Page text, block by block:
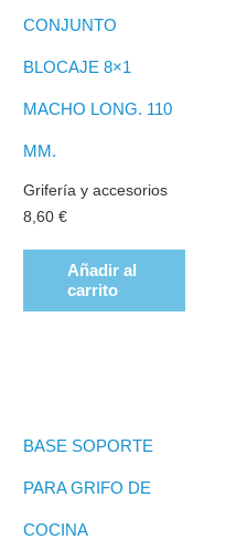
CONJUNTO
BLOCAJE 8×1
MACHO LONG. 110
MM.
Grifería y accesorios
8,60 €
Añadir al
carrito
BASE SOPORTE
PARA GRIFO DE
COCINA